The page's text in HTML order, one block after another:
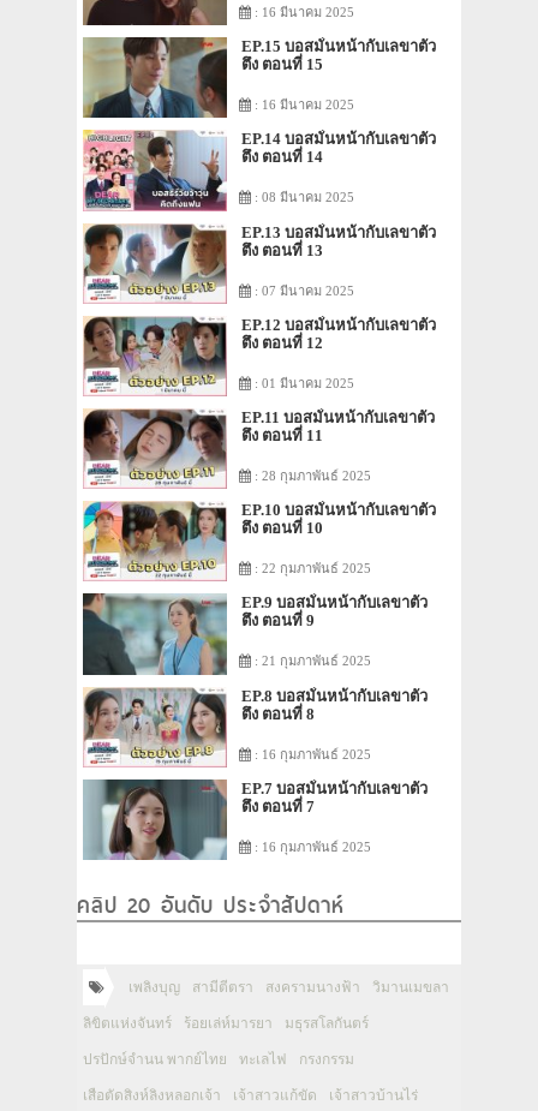
: 16 มีนาคม 2025
EP.15 บอสมั่นหน้ากับเลขาตัว
ตึง ตอนที่ 15
: 16 มีนาคม 2025
EP.14 บอสมั่นหน้ากับเลขาตัว
ตึง ตอนที่ 14
: 08 มีนาคม 2025
EP.13 บอสมั่นหน้ากับเลขาตัว
ตึง ตอนที่ 13
: 07 มีนาคม 2025
EP.12 บอสมั่นหน้ากับเลขาตัว
ตึง ตอนที่ 12
: 01 มีนาคม 2025
EP.11 บอสมั่นหน้ากับเลขาตัว
ตึง ตอนที่ 11
: 28 กุมภาพันธ์ 2025
EP.10 บอสมั่นหน้ากับเลขาตัว
ตึง ตอนที่ 10
: 22 กุมภาพันธ์ 2025
EP.9 บอสมั่นหน้ากับเลขาตัว
ตึง ตอนที่ 9
: 21 กุมภาพันธ์ 2025
EP.8 บอสมั่นหน้ากับเลขาตัว
ตึง ตอนที่ 8
: 16 กุมภาพันธ์ 2025
EP.7 บอสมั่นหน้ากับเลขาตัว
ตึง ตอนที่ 7
: 16 กุมภาพันธ์ 2025
คลิป 20 อันดับ ประจำสัปดาห์
เพลิงบุญ สามีตีตรา สงครามนางฟ้า วิมานเมขลา
ลิขิตแห่งจันทร์ ร้อยเล่ห์มารยา มธุรสโลกันตร์
ปรปักษ์จำนน พากย์ไทย ทะเลไฟ กรงกรรม
เสือตัดสิงห์ลิงหลอกเจ้า เจ้าสาวแก้ขัด เจ้าสาวบ้านไร่